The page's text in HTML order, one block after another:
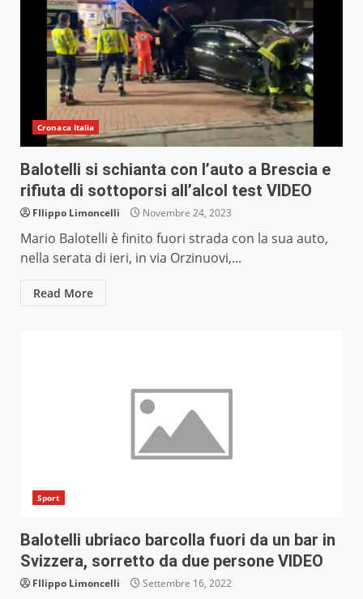
Cronaca Italia
Balotelli si schianta con l’auto a Brescia e
rifiuta di sottoporsi all’alcol test VIDEO
FIlippo Limoncelli Novembre 24, 2023
Mario Balotelli è finito fuori strada con la sua auto,
nella serata di ieri, in via Orzinuovi,...
Read More
Sport
Balotelli ubriaco barcolla fuori da un bar in
Svizzera, sorretto da due persone VIDEO
FIlippo Limoncelli Settembre 16, 2022